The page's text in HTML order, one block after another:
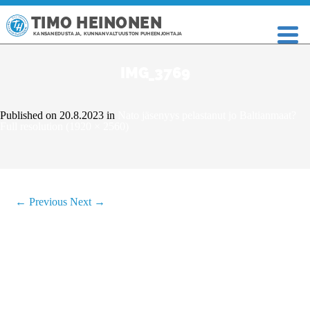
TIMO HEINONEN
KANSANEDUSTAJA, KUNNANVALTUUSTON PUHEENJOHTAJA
Published on 20.8.2023 in
← Previous Next →